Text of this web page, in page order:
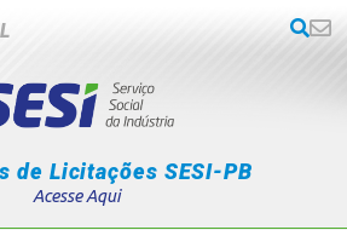
de Licitações SESI-PB
Acesse Aqui